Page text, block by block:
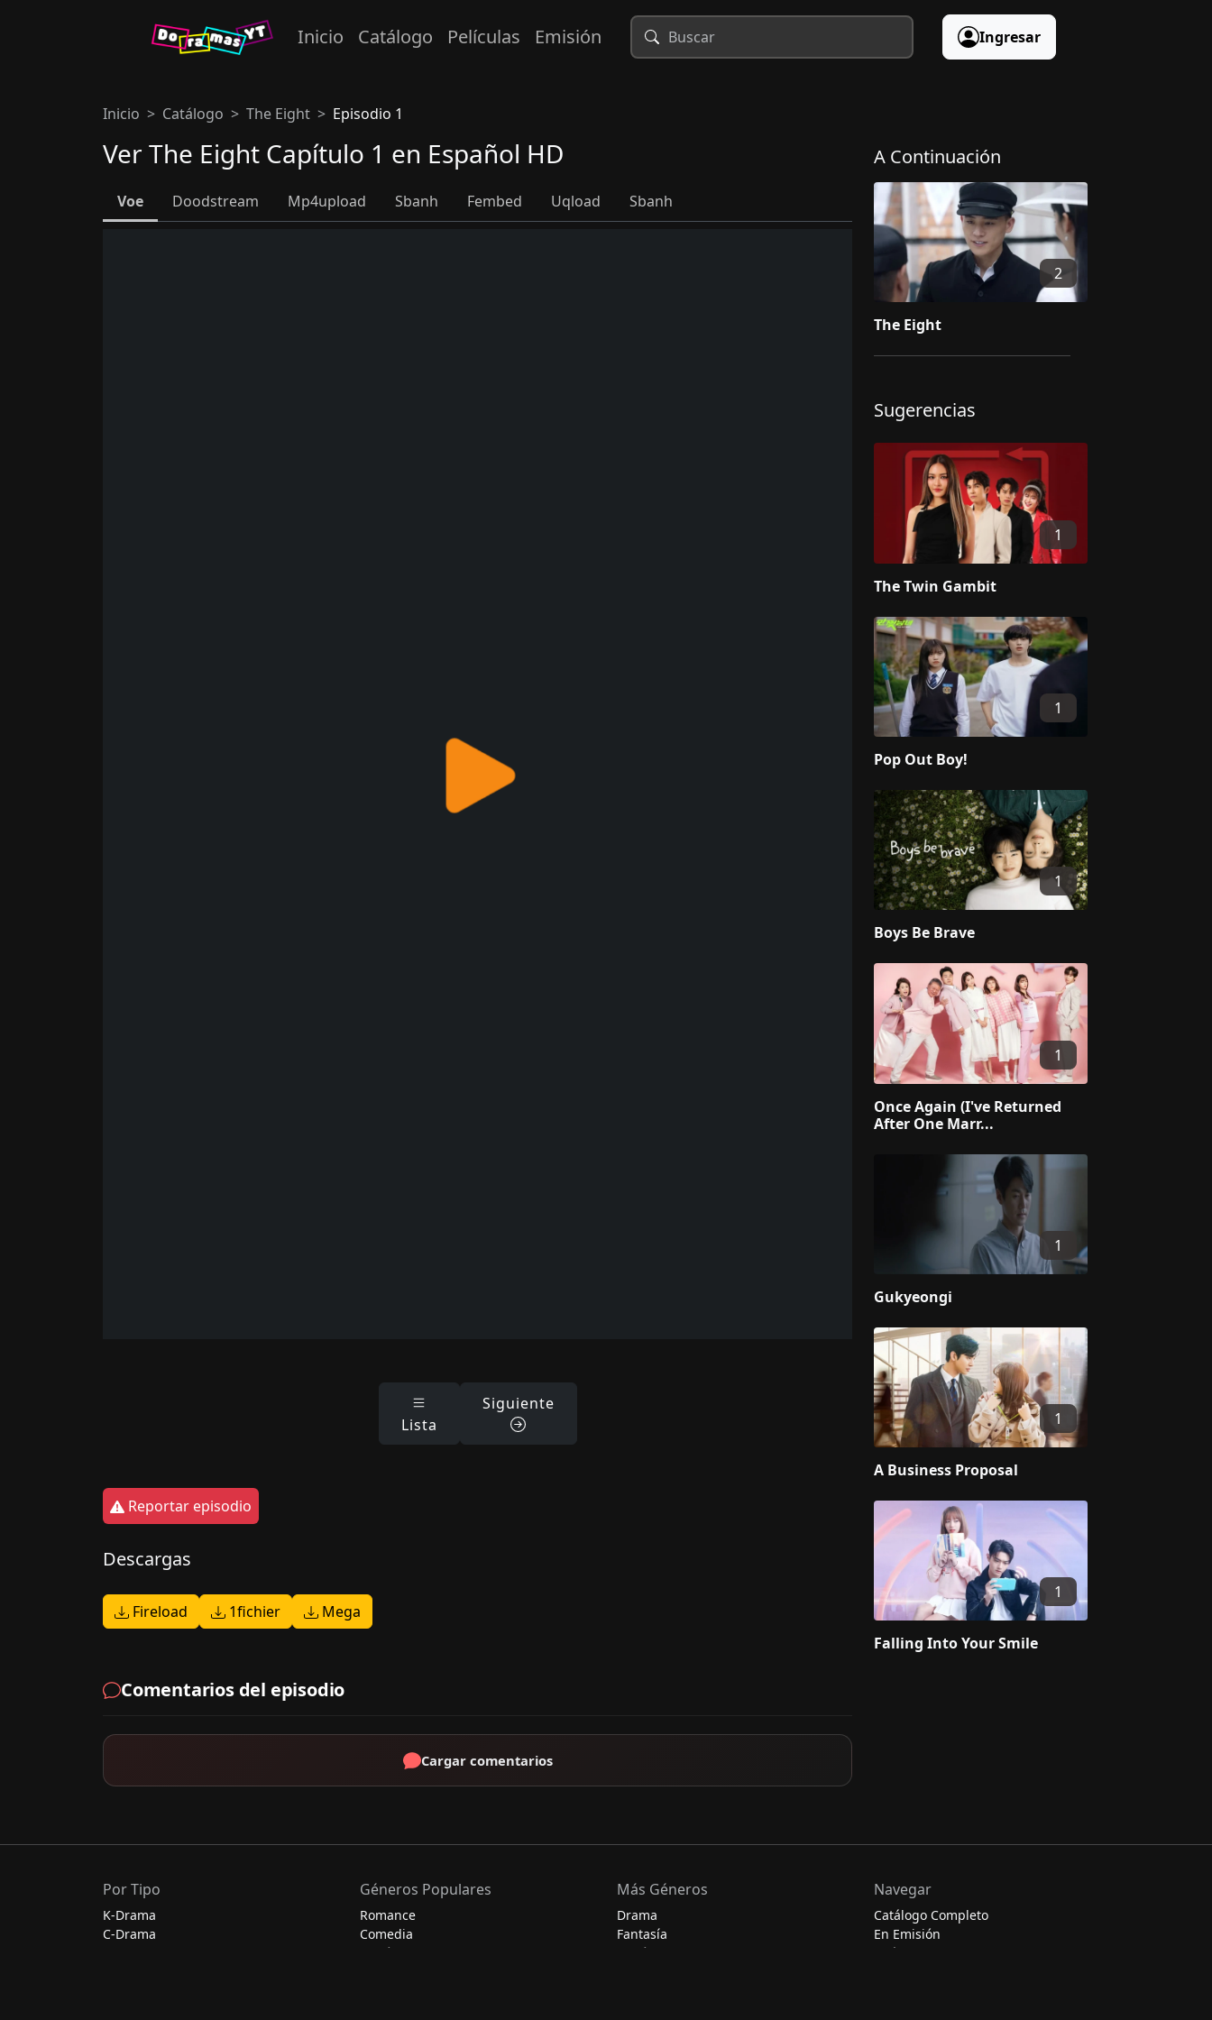
Inicio Catálogo Películas Emisión Ingresar
Inicio Catálogo The Eight Episodio 1
Ver The Eight Capítulo 1 en Español HD
Voe Doodstream Mp4upload Sbanh Fembed Uqload Sbanh
Lista
Siguiente
Reportar episodio
Descargas
Fireload 1fichier Mega
Comentarios del episodio
Cargar comentarios
A Continuación
2
The Eight
Sugerencias
1
The Twin Gambit
1
Pop Out Boy!
1
Boys Be Brave
1
Once Again (I've Returned
After One Marr...
1
Gukyeongi
1
A Business Proposal
1
Falling Into Your Smile
Por Tipo
K-Drama
C-Drama
Géneros Populares
Romance
Comedia
Acción
Más Géneros
Drama
Fantasía
Histórico
Navegar
Catálogo Completo
En Emisión
Películas